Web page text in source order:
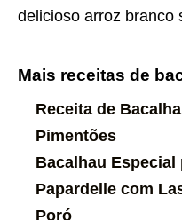
delicioso arroz branco
Mais receitas de
Receita de
Pimentões
Bacalhau Especial
Papardelle com
Poró